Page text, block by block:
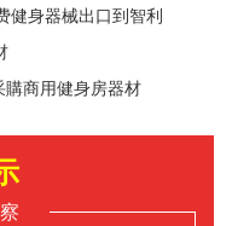
健身器械出口到智利
購商用健身房器材